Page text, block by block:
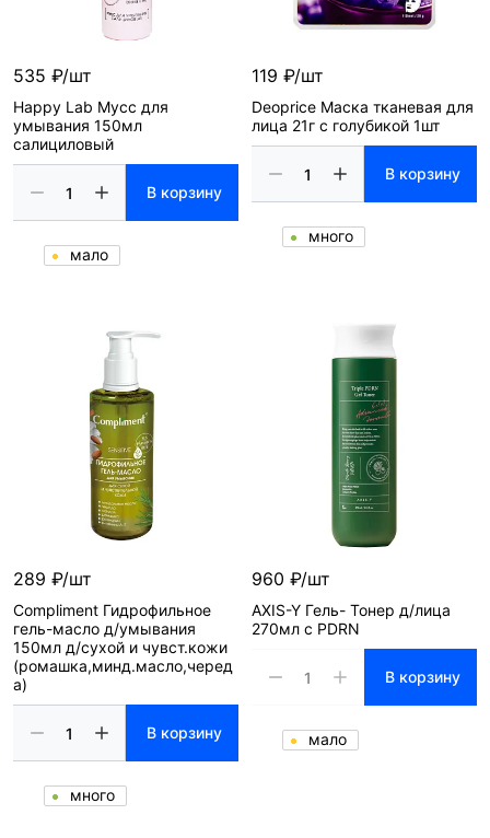
535 ₽/шт
Happy Lab Мусс для
умывания 150мл
салициловый
В корзину
мало
119 ₽/шт
Deoprice Маска тканевая для
лица 21г с голубикой 1шт
В корзину
много
289 ₽/шт
Compliment Гидрофильное
гель-масло д/умывания
150мл д/сухой и чувст.кожи
(ромашка,минд.масло,черед
а)
В корзину
много
960 ₽/шт
AXIS-Y Гель- Тонер д/лица
270мл с PDRN
В корзину
мало